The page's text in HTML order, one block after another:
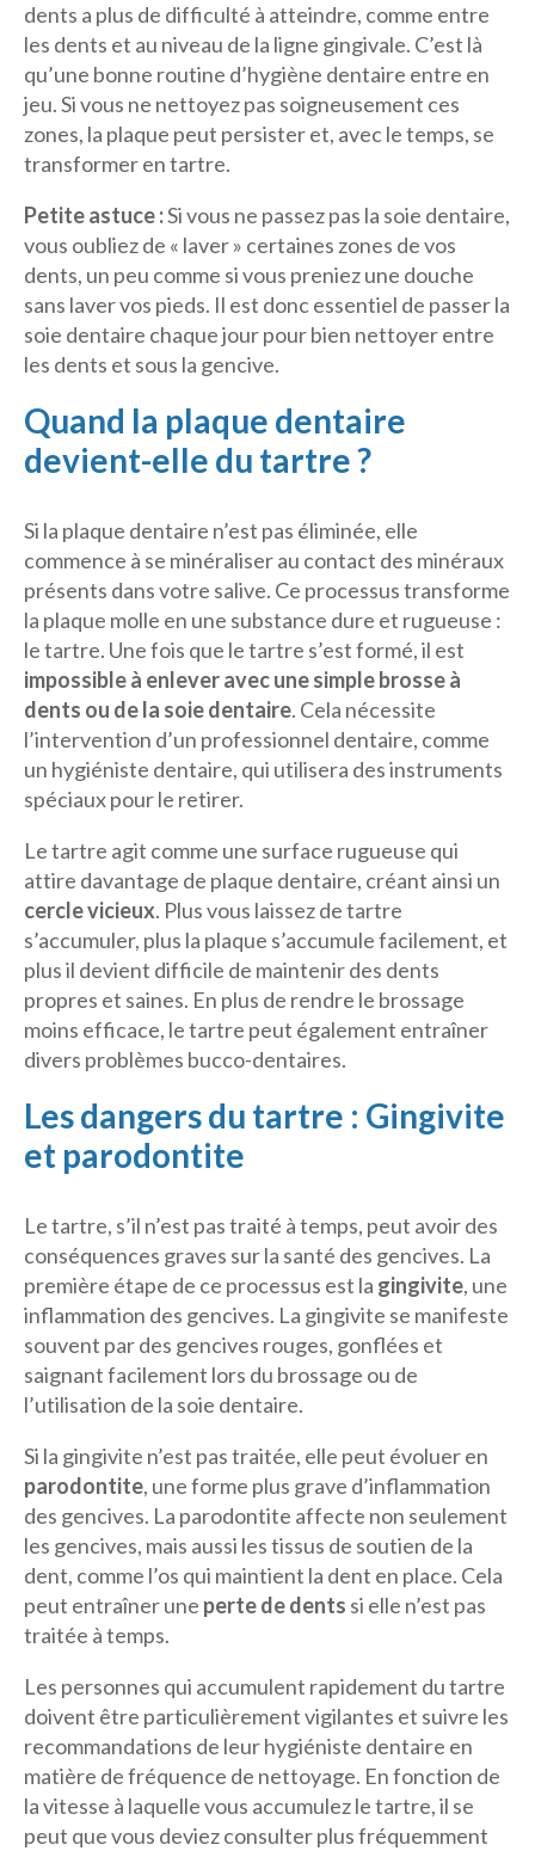
dents a plus de difficulté à atteindre, comme entre
les dents et au niveau de la ligne gingivale. C’est là
qu’une bonne routine d’hygiène dentaire entre en
jeu. Si vous ne nettoyez pas soigneusement ces
zones, la plaque peut persister et, avec le temps, se
transformer en tartre.
Petite astuce :Si vous ne passez pas la soie dentaire,
vous oubliez de « laver » certaines zones de vos
dents, un peu comme si vous preniez une douche
sans laver vos pieds. Il est donc essentiel de passer la
soie dentaire chaque jour pour bien nettoyer entre
les dents et sous la gencive.
Quand la plaque dentaire
devient-elle du tartre ?
Si la plaque dentaire n’est pas éliminée, elle
commence à se minéraliser au contact des minéraux
présents dans votre salive. Ce processus transforme
la plaque molle en une substance dure et rugueuse :
le tartre. Une fois que le tartre s’est formé, il est
impossible à enlever avec une simple brosse à
dents ou de la soie dentaire. Cela nécessite
l’intervention d’un professionnel dentaire, comme
un hygiéniste dentaire, qui utilisera des instruments
spéciaux pour le retirer.
Le tartre agit comme une surface rugueuse qui
attire davantage de plaque dentaire, créant ainsi un
cercle vicieux. Plus vous laissez de tartre
s’accumuler, plus la plaque s’accumule facilement, et
plus il devient difficile de maintenir des dents
propres et saines. En plus de rendre le brossage
moins efficace, le tartre peut également entraîner
divers problèmes bucco-dentaires.
Les dangers du tartre : Gingivite
et parodontite
Le tartre, s’il n’est pas traité à temps, peut avoir des
conséquences graves sur la santé des gencives. La
première étape de ce processus est la gingivite, une
inflammation des gencives. La gingivite se manifeste
souvent par des gencives rouges, gonflées et
saignant facilement lors du brossage ou de
l’utilisation de la soie dentaire.
Si la gingivite n’est pas traitée, elle peut évoluer en
parodontite, une forme plus grave d’inflammation
des gencives. La parodontite affecte non seulement
les gencives, mais aussi les tissus de soutien de la
dent, comme l’os qui maintient la dent en place. Cela
peut entraîner une perte de dents si elle n’est pas
traitée à temps.
Les personnes qui accumulent rapidement du tartre
doivent être particulièrement vigilantes et suivre les
recommandations de leur hygiéniste dentaire en
matière de fréquence de nettoyage. En fonction de
la vitesse à laquelle vous accumulez le tartre, il se
peut que vous deviez consulter plus fréquemment